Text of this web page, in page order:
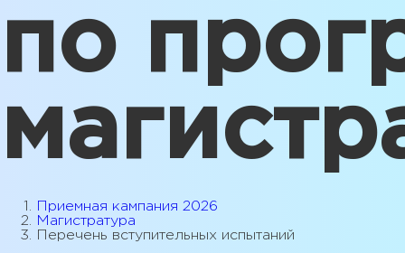
по
Приемная кампания 2026
Магистратура
Перечень вступительных испытаний